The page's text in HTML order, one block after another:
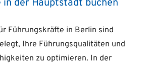
der Hauptstadt buchen
Führungskräfte in Berlin sind
Ihre Führungsqualitäten und
zu optimieren. In der